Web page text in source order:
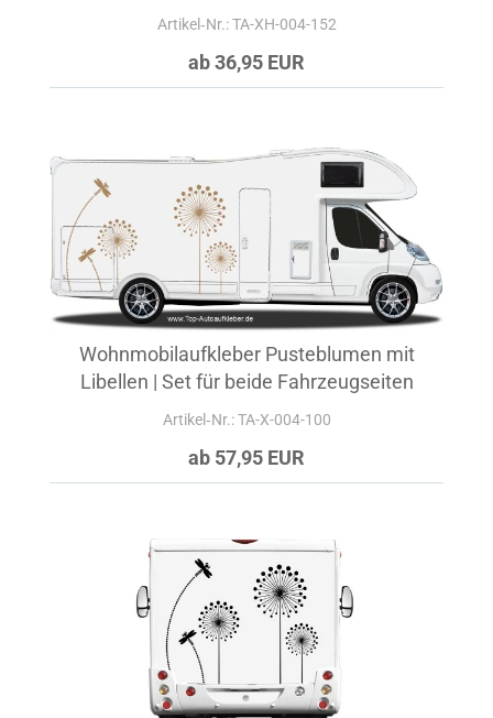
Artikel‑Nr.: TA-XH-004-152
ab 36,95 EUR
Wohnmobilaufkleber Pusteblumen mit
Libellen | Set für beide Fahrzeugseiten
Artikel‑Nr.: TA-X-004-100
ab 57,95 EUR